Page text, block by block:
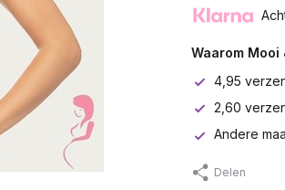
Waarom Mooi
4,95
2,60
Andere
Delen